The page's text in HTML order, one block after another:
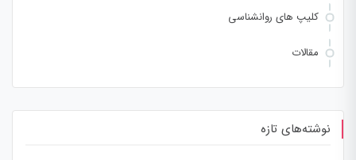
کلیپ های روانشناسی
مقالات
نوشته‌های تازه